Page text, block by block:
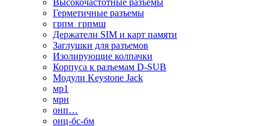
Герметичные разъемы
грпм_грпмш
Держатели SIM и карт памяти
Заглушки для разъемов
Изолирующие колпачки
Корпуса к разъемам D-SUB
Модули Keystone Jack
мр1
мрн
онп…
онц-бс-бм